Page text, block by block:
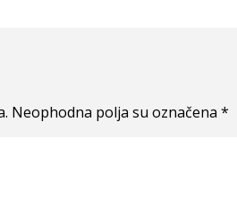
Neophodna polja su označena *